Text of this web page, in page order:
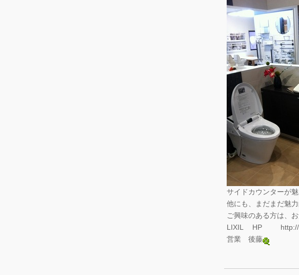
サイドカウンターが魅
他にも、まだまだ魅
ご興味のある方は、
LIXIL HP http://
営業 後藤